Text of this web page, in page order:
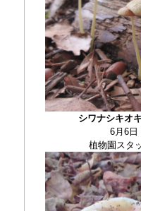
シワナシキオ
6月6日
植物園スタ